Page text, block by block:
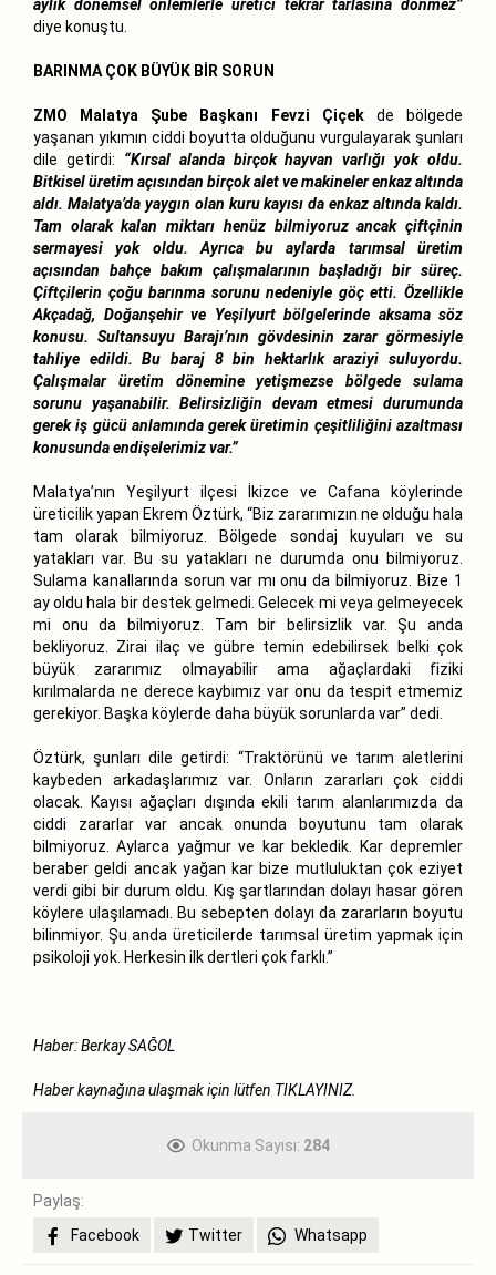
aylık dönemsel önlemlerle üretici tekrar tarlasına dönmez”
diye konuştu.
BARINMA ÇOK BÜYÜK BİR SORUN
ZMO Malatya Şube Başkanı Fevzi Çiçekde bölgede
yaşanan yıkımın ciddi boyutta olduğunu vurgulayarak şunları
dile getirdi: “Kırsal alanda birçok hayvan varlığı yok oldu.
Bitkisel üretim açısından birçok alet ve makineler enkaz altında
aldı. Malatya’da yaygın olan kuru kayısı da enkaz altında kaldı.
Tam olarak kalan miktarı henüz bilmiyoruz ancak çiftçinin
sermayesi yok oldu. Ayrıca bu aylarda tarımsal üretim
açısından bahçe bakım çalışmalarının başladığı bir süreç.
Çiftçilerin çoğu barınma sorunu nedeniyle göç etti. Özellikle
Akçadağ, Doğanşehir ve Yeşilyurt bölgelerinde aksama söz
konusu. Sultansuyu Barajı’nın gövdesinin zarar görmesiyle
tahliye edildi. Bu baraj 8 bin hektarlık araziyi suluyordu.
Çalışmalar üretim dönemine yetişmezse bölgede sulama
sorunu yaşanabilir. Belirsizliğin devam etmesi durumunda
gerek iş gücü anlamında gerek üretimin çeşitliliğini azaltması
konusunda endişelerimiz var.”
Malatya’nın Yeşilyurt ilçesi İkizce ve Cafana köylerinde
üreticilik yapan Ekrem Öztürk, “Biz zararımızın ne olduğu hala
tam olarak bilmiyoruz. Bölgede sondaj kuyuları ve su
yatakları var. Bu su yatakları ne durumda onu bilmiyoruz.
Sulama kanallarında sorun var mı onu da bilmiyoruz. Bize 1
ay oldu hala bir destek gelmedi. Gelecek mi veya gelmeyecek
mi onu da bilmiyoruz. Tam bir belirsizlik var. Şu anda
bekliyoruz. Zirai ilaç ve gübre temin edebilirsek belki çok
büyük zararımız olmayabilir ama ağaçlardaki fiziki
kırılmalarda ne derece kaybımız var onu da tespit etmemiz
gerekiyor. Başka köylerde daha büyük sorunlarda var” dedi.
Öztürk, şunları dile getirdi: “Traktörünü ve tarım aletlerini
kaybeden arkadaşlarımız var. Onların zararları çok ciddi
olacak. Kayısı ağaçları dışında ekili tarım alanlarımızda da
ciddi zararlar var ancak onunda boyutunu tam olarak
bilmiyoruz. Aylarca yağmur ve kar bekledik. Kar depremler
beraber geldi ancak yağan kar bize mutluluktan çok eziyet
verdi gibi bir durum oldu. Kış şartlarından dolayı hasar gören
köylere ulaşılamadı. Bu sebepten dolayı da zararların boyutu
bilinmiyor. Şu anda üreticilerde tarımsal üretim yapmak için
psikoloji yok. Herkesin ilk dertleri çok farklı.”
Haber: Berkay SAĞOL
Haber kaynağına ulaşmak için lütfen TIKLAYINIZ.
Okunma Sayısı: 284
Paylaş:
Facebook
Twitter Whatsapp